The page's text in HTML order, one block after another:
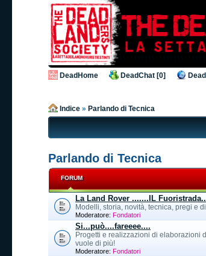
DeadHome DeadChat [0]
Indice » Parlando di Tecnica
Parlando di Tecnica
FORUM
La Land Rover .......IL
Modelli, storia, novità, tecnica, pregi e
Moderatore: Fondatori
Si...può....fareeee....
Progetti e realizzazioni di elaborazioni
vuole di più!
Moderatore: Fondatori